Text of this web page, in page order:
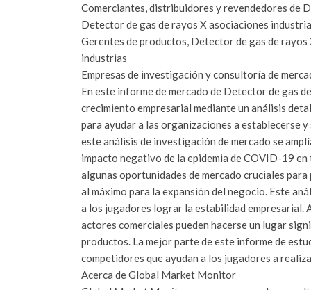
Comerciantes, distribuidores y revendedores de
Detector de gas de rayos X asociaciones
Gerentes de productos, Detector de gas de
industrias
Empresas de investigación y consultoría de
En este informe de mercado de Detector de gas
crecimiento empresarial mediante un análisis
para ayudar a las organizaciones a establecerse
este análisis de investigación de mercado se
impacto negativo de la epidemia de COVID-19
algunas oportunidades de mercado cruciales
al máximo para la expansión del negocio. Este
a los jugadores lograr la estabilidad empresarial.
actores comerciales pueden hacerse un lugar
productos. La mejor parte de este informe de
competidores que ayudan a los jugadores a
Acerca de Global Market Monitor